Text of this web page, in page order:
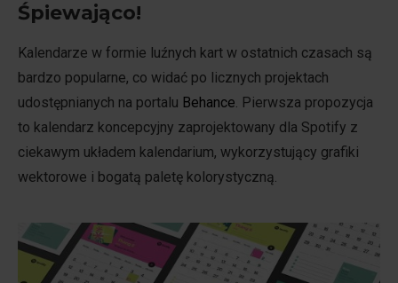
Śpiewająco!
Kalendarze w formie luźnych kart w ostatnich czasach są
bardzo popularne, co widać po licznych projektach
udostępnianych na portalu Behance. Pierwsza propozycja
to kalendarz koncepcyjny zaprojektowany dla Spotify z
ciekawym układem kalendarium, wykorzystujący grafiki
wektorowe i bogatą paletę kolorystyczną.